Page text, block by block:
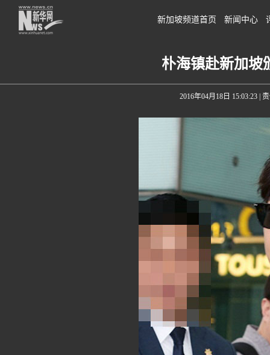
新加坡频道首页 新闻中心
朴海镇赴新加坡
2016年04月18日 15:03:23| 责